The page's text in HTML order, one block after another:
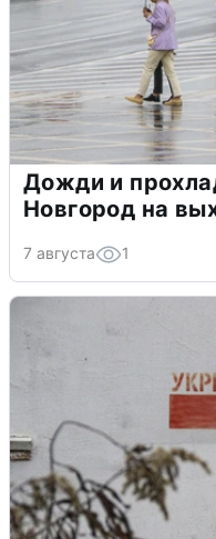
Дожди и
Новгород на
7 августа 1